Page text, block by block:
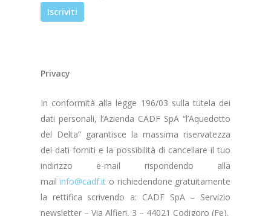
Privacy
In conformità alla legge 196/03 sulla tutela dei
dati personali, l’Azienda CADF SpA “l’Aquedotto
del Delta” garantisce la massima riservatezza
dei dati forniti e la possibilità di cancellare il tuo
indirizzo e-mail rispondendo alla
mailinfo@cadf.it o richiedendone gratuitamente
la rettifica scrivendo a: CADF SpA – Servizio
newsletter – Via Alfieri, 3 – 44021 Codigoro (Fe).